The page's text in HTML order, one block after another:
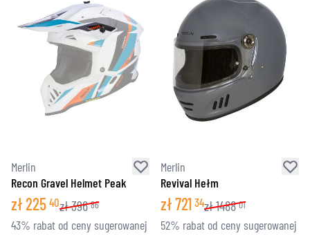
Merlin
Recon Gravel Helmet Peak
zł225 40zł396 86
43% rabat od ceny sugerowanej
Merlin
Revival Hełm
zł721 34zł1488 01
52% rabat od ceny sugerowanej